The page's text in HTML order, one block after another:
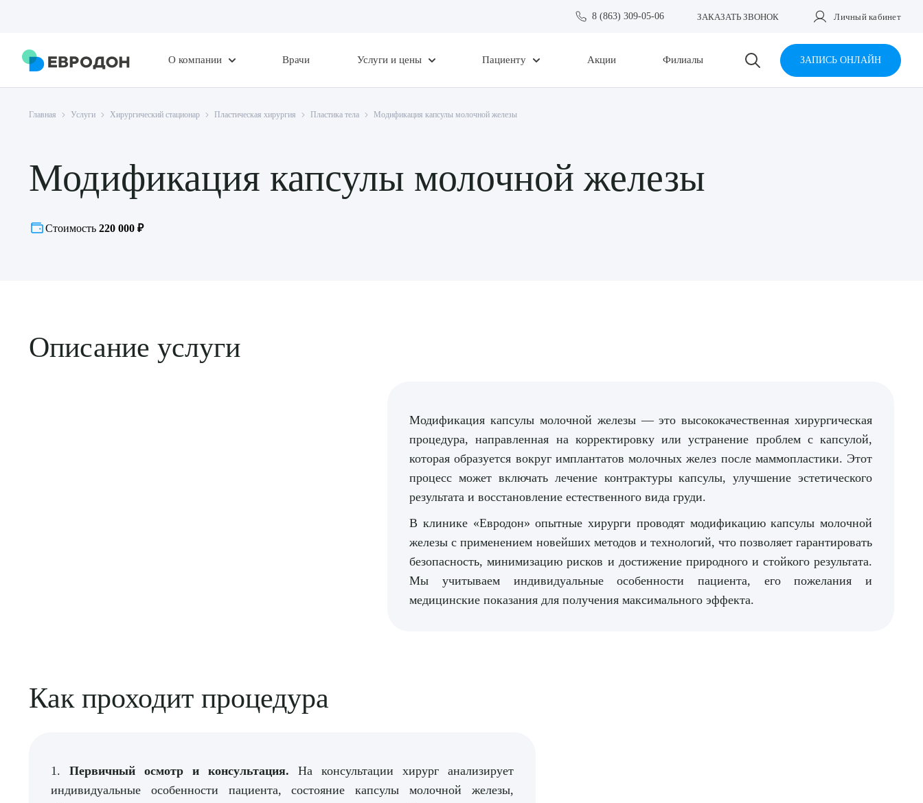
8 (863) 309-05-06 ЗАКАЗАТЬ ЗВОНОК Личный кабинет
О компании Врачи Услуги и цены Пациенту Акции Филиалы ЗАПИСЬ ОНЛАЙН
Главная Услуги Хирургический стационар Пластическая хирургия Пластика тела Модификация капсулы молочной железы
Модификация капсулы молочной железы
Стоимость 220 000 ₽
Описание услуги
Модификация капсулы молочной железы — это высококачественная хирургическая
процедура, направленная на корректировку или устранение проблем с капсулой,
которая образуется вокруг имплантатов молочных желез после маммопластики. Этот
процесс может включать лечение контрактуры капсулы, улучшение эстетического
результата и восстановление естественного вида груди.
В клинике «Евродон» опытные хирурги проводят модификацию капсулы молочной
железы с применением новейших методов и технологий, что позволяет гарантировать
безопасность, минимизацию рисков и достижение природного и стойкого результата.
Мы учитываем индивидуальные особенности пациента, его пожелания и
медицинские показания для получения максимального эффекта.
Как проходит процедура
1. Первичный осмотр и консультация. На консультации хирург анализирует
индивидуальные особенности пациента, состояние капсулы молочной железы,